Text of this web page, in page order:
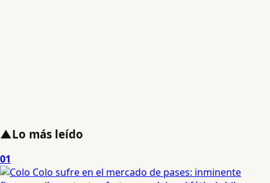
▲Lo más leído
01